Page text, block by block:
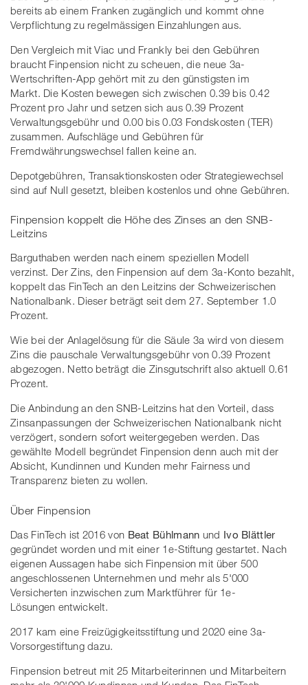
bereits ab einem Franken zugänglich und kommt ohne
Verpflichtung zu regelmässigen Einzahlungen aus.
Den Vergleich mit Viac und Frankly bei den Gebühren
braucht Finpension nicht zu scheuen, die neue 3a-
Wertschriften-App gehört mit zu den günstigsten im
Markt. Die Kosten bewegen sich zwischen 0.39 bis 0.42
Prozent pro Jahr und setzen sich aus 0.39 Prozent
Verwaltungsgebühr und 0.00 bis 0.03 Fondskosten (TER)
zusammen. Aufschläge und Gebühren für
Fremdwährungswechsel fallen keine an.
Depotgebühren, Transaktionskosten oder Strategiewechsel
sind auf Null gesetzt, bleiben kostenlos und ohne Gebühren.
Finpension koppelt die Höhe des Zinses an den SNB-
Leitzins
Barguthaben werden nach einem speziellen Modell
verzinst. Der Zins, den Finpension auf dem 3a-Konto bezahlt,
koppelt das FinTech an den Leitzins der Schweizerischen
Nationalbank. Dieser beträgt seit dem 27. September 1.0
Prozent.
Wie bei der Anlagelösung für die Säule 3a wird von diesem
Zins die pauschale Verwaltungsgebühr von 0.39 Prozent
abgezogen. Netto beträgt die Zinsgutschrift also aktuell 0.61
Prozent.
Die Anbindung an den SNB-Leitzins hat den Vorteil, dass
Zinsanpassungen der Schweizerischen Nationalbank nicht
verzögert, sondern sofort weitergegeben werden. Das
gewählte Modell begründet Finpension denn auch mit der
Absicht, Kundinnen und Kunden mehr Fairness und
Transparenz bieten zu wollen.
Über Finpension
Das FinTech ist 2016 von Beat Bühlmann und Ivo Blättler
gegründet worden und mit einer 1e-Stiftung gestartet. Nach
eigenen Aussagen habe sich Finpension mit über 500
angeschlossenen Unternehmen und mehr als 5'000
Versicherten inzwischen zum Marktführer für 1e-
Lösungen entwickelt.
2017 kam eine Freizügigkeitsstiftung und 2020 eine 3a-
Vorsorgestiftung dazu.
Finpension betreut mit 25 Mitarbeiterinnen und Mitarbeitern